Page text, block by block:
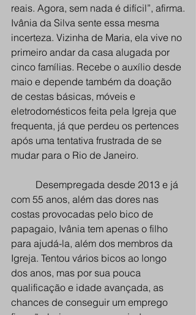
reais. Agora, sem nada é difícil”, afirma.
Ivânia da Silva sente essa mesma
incerteza. Vizinha de Maria, ela vive no
primeiro andar da casa alugada por
cinco famílias. Recebe o auxílio desde
maio e depende também da doação
de cestas básicas, móveis e
eletrodomésticos feita pela Igreja que
frequenta, já que perdeu os pertences
após uma tentativa frustrada de se
mudar para o Rio de Janeiro.
Desempregada desde 2013 e já
com 55 anos, além das dores nas
costas provocadas pelo bico de
papagaio, Ivânia tem apenas o filho
para ajudá-la, além dos membros da
Igreja. Tentou vários bicos ao longo
dos anos, mas por sua pouca
qualificação e idade avançada, as
chances de conseguir um emprego